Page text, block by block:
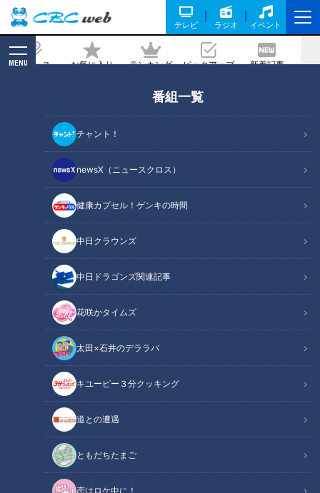
テレビ ラジオ イベント
ニュース お気に入り ランキング ピックアップ 新着記事
MENU
番組一覧
チャント！
newsX（ニュースクロス）
健康カプセル！ゲンキの時間
中日クラウンズ
中日ドラゴンズ関連記事
花咲かタイムズ
太田×石井のデララバ
キユーピー３分クッキング
道との遭遇
ともだちたまご
恋はロケ中に！
24時間買える自動販売機の秘密
2022/12/22 16:24
チャント！
くらしニュース
もうすぐクリスマス！楽しみな反面、忙しい合間をぬってケー
キを用意するのは大変と言う方もいるのでは？そんなあなたに
朗報！本格的なケーキが“24時間購入可能”なお店が話題です！